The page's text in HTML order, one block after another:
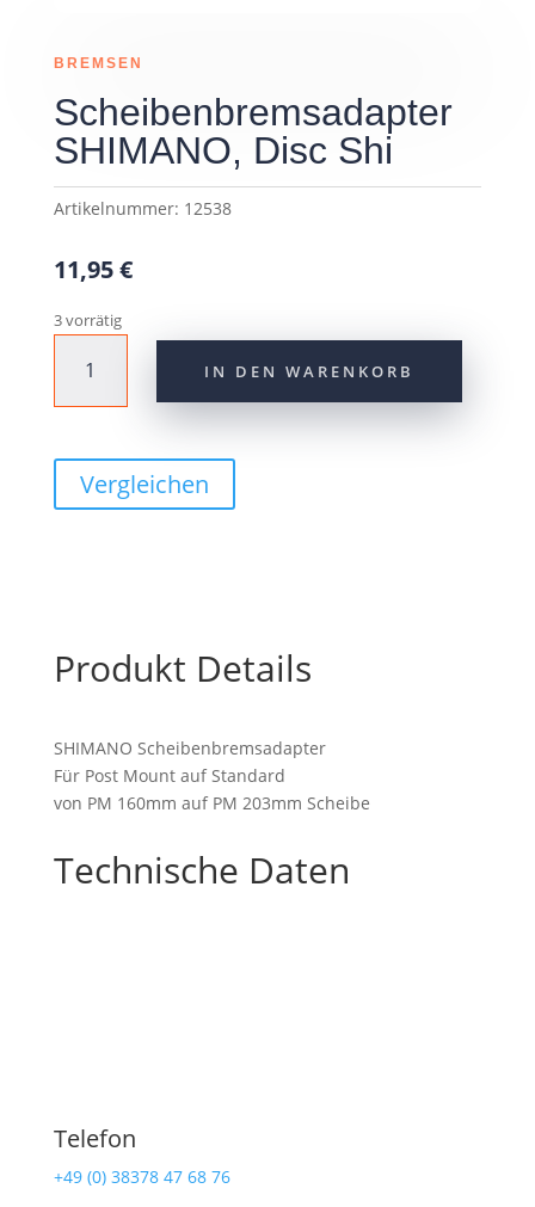
BREMSEN
Scheibenbremsadapter
SHIMANO, Disc Shi
Artikelnummer: 12538
11,95€
3 vorrätig
Scheibenbremsadapter
SHIMANO,
Disc
Menge
IN DEN WARENKORB
Vergleichen
Produkt Details
SHIMANO Scheibenbremsadapter
Für Post Mount auf Standard
von PM 160mm auf PM 203mm Scheibe
Technische Daten
Telefon
+49 (0) 38378 47 68 76